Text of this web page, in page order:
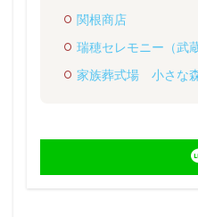
関根商店
瑞穂セレモニー（武
家族葬式場 小さな